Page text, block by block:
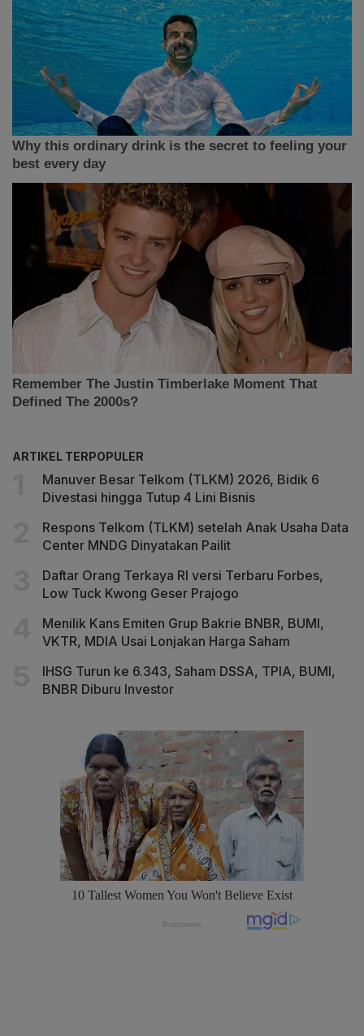
ARTIKEL TERPOPULER
Manuver Besar Telkom (TLKM) 2026, Bidik 6
Divestasi hingga Tutup 4 Lini Bisnis
Respons Telkom (TLKM) setelah Anak Usaha Data
Center MNDG Dinyatakan Pailit
Daftar Orang Terkaya RI versi Terbaru Forbes,
Low Tuck Kwong Geser Prajogo
Menilik Kans Emiten Grup Bakrie BNBR, BUMI,
VKTR, MDIA Usai Lonjakan Harga Saham
IHSG Turun ke 6.343, Saham DSSA, TPIA, BUMI,
BNBR Diburu Investor